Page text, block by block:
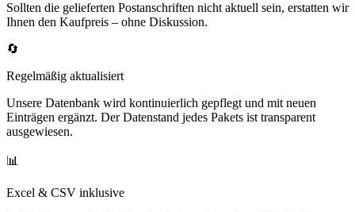
Sollten die gelieferten Postanschriften nicht aktuell sein, erstatten wir
Ihnen den Kaufpreis – ohne Diskussion.
🔄
Regelmäßig aktualisiert
Unsere Datenbank wird kontinuierlich gepflegt und mit neuen
Einträgen ergänzt. Der Datenstand jedes Pakets ist transparent
ausgewiesen.
📊
Excel & CSV inklusive